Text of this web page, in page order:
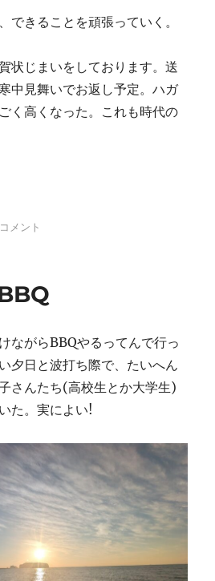
できることを頑張っていく。
状じまいをしております。送
中見舞いでお返し予定。ハガ
く高くなった。これも時代の
2026
コメント
ながらBBQやるってんで行っ
夕日と波打ち際で、たいへん
さんたち(高校生とか大学生)
た。実によい!